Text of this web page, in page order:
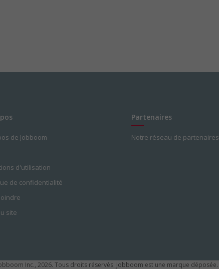
de Jobboom
d'utilisation
de confidentialité
site
Partenaires
Notre réseau de partenaires
Inc., 2026. Tous droits réservés. Jobboom est une marque déposée.